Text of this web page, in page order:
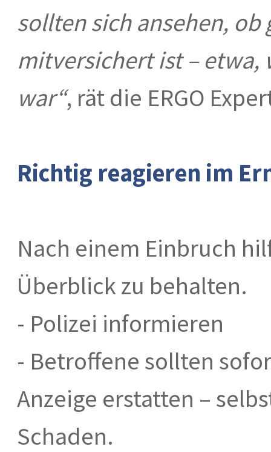
sollten sich ansehen, ob
mitversichert ist – etwa,
war“, rät die ERGO
Richtig reagieren im
Nach einem Einbruch
Überblick zu behalten.
- Polizei informieren
- Betroffene sollten
Anzeige erstatten –
Schaden.